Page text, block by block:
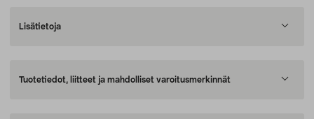
Lisätietoja
Tuotetiedot, liitteet ja mahdolliset varoitusmerkinnät